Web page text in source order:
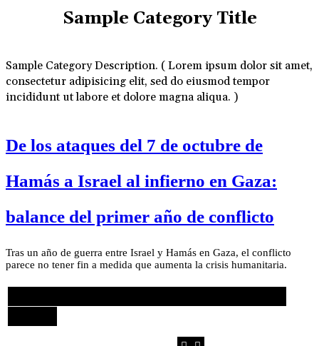
Sample Category Title
Sample Category Description. ( Lorem ipsum dolor sit amet,
consectetur adipisicing elit, sed do eiusmod tempor
incididunt ut labore et dolore magna aliqua. )
De los ataques del 7 de octubre de
Hamás a Israel al infierno en Gaza:
balance del primer año de conflicto
Tras un año de guerra entre Israel y Hamás en Gaza, el conflicto
parece no tener fin a medida que aumenta la crisis humanitaria.